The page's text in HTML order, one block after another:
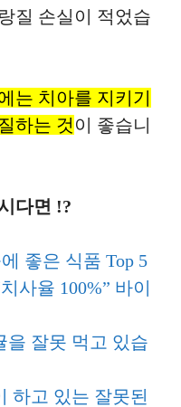
질 손실이 적었습
는 치아를 지키기
하는 것 이 좋습니
다면 !?
좋은 식품 Top 5
사율 100%” 바이
을 잘못 먹고 있습
하고 있는 잘못된